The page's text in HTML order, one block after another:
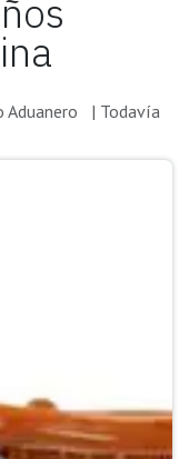
Aduanero
| Todavía